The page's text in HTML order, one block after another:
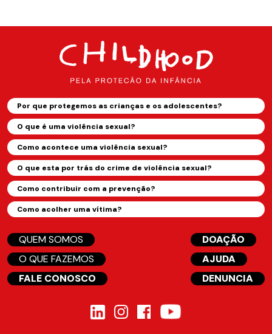
Por que protegemos as crianças e os adolescentes?
O que é uma violência sexual?
Como acontece uma violência sexual?
O que esta por trás do crime de violência sexual?
Como contribuir com a prevenção?
Como acolher uma vítima?
QUEM SOMOS
O QUE FAZEMOS
FALE CONOSCO
DOAÇÃO
AJUDA
DENUNCIA